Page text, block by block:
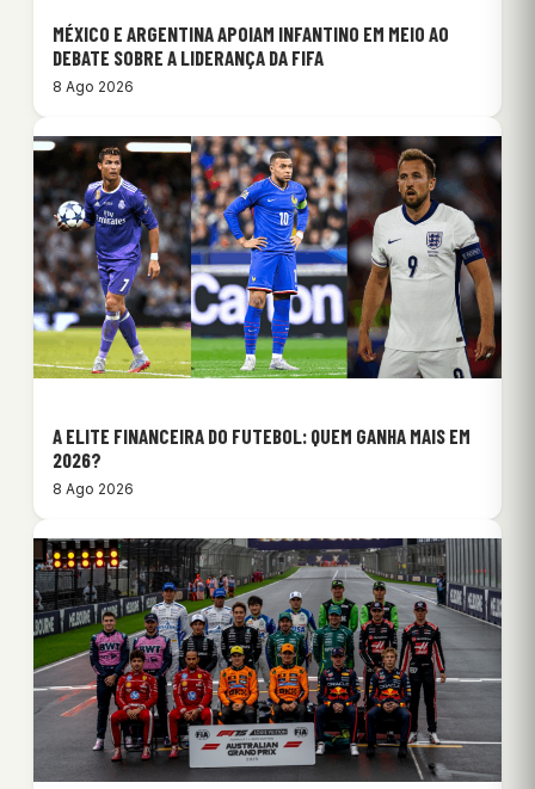
MÉXICO E ARGENTINA APOIAM INFANTINO EM MEIO AO
DEBATE SOBRE A LIDERANÇA DA FIFA
8 Ago 2026
A ELITE FINANCEIRA DO FUTEBOL: QUEM GANHA MAIS EM
2026?
8 Ago 2026